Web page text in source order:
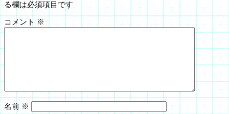
る欄は必須項目です
コメント ※
名前 ※